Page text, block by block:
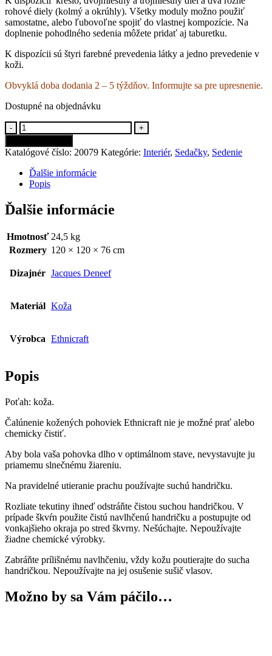
rohové diely (kolmý a okrúhly). Všetky moduly možno použiť
samostatne, alebo ľubovoľne spojiť do vlastnej kompozície. Na
doplnenie pohodlného sedenia môžete pridať aj taburetku.
K dispozícii sú štyri farebné prevedenia látky a jedno prevedenie v
koži.
Obvyklá doba dodania 2 – 5 týždňov. Informujte sa pre upresnenie.
Dostupné na objednávku
-
+
Katalógové číslo: 20079 Kategórie: Interiér, Sedačky, Sedenie
Ďalšie informácie
Popis
Ďalšie informácie
Hmotnosť 24,5 kg
Rozmery 120 × 120 × 76 cm
Dizajnér Jacques Deneef
Materiál Koža
Výrobca Ethnicraft
Popis
Poťah: koža.
Čalúnenie kožených pohoviek Ethnicraft nie je možné prať alebo
chemicky čistiť.
Aby bola vaša pohovka dlho v optimálnom stave, nevystavujte ju
priamemu slnečnému žiareniu.
Na pravidelné utieranie prachu používajte suchú handričku.
Rozliate tekutiny ihneď odstráňte čistou suchou handričkou. V
prípade škvŕn použite čistú navlhčenú handričku a postupujte od
vonkajšieho okraja po stred škvrny. Nešúchajte. Nepoužívajte
žiadne chemické výrobky.
Zabráňte prílišnému navlhčeniu, vždy kožu poutierajte do sucha
handričkou. Nepoužívajte na jej osušenie sušič vlasov.
Možno by sa Vám páčilo…